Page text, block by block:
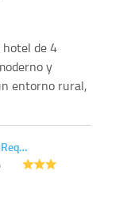
hotel de 4
y
entorno rural,